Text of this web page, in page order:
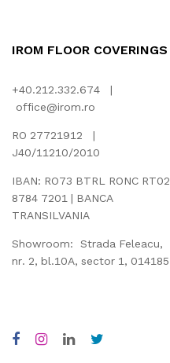
IROM FLOOR COVERINGS
+40.212.332.674 |
office@irom.ro
RO 27721912 |
J40/11210/2010
IBAN: RO73 BTRL RONC RT02
8784 7201 | BANCA
TRANSILVANIA
Showroom: Strada Feleacu,
nr. 2, bl.10A, sector 1, 014185